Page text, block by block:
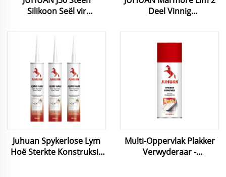
Silikoon Seël vir
Graniet Swart Wit Grys
280ml 300ml
Deel Vinnig
Keramiekteëls Geelsbruin
Wit Transparant 0,8L 3L
Juhuan Spykerlose Lym
Hoë Sterkte Konstruksie
Multi-Oppervlak Plakker
Verwyderaar -